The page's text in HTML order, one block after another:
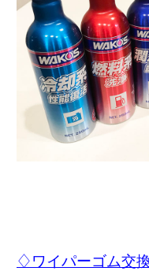
♢ワイパーゴム交